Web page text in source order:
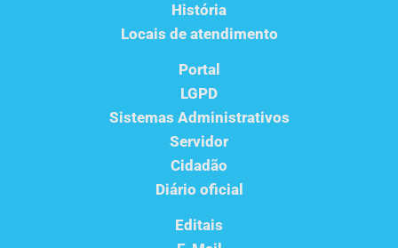
História
Locais de atendimento
Portal
LGPD
Sistemas Administrativos
Servidor
Cidadão
Diário oficial
Editais